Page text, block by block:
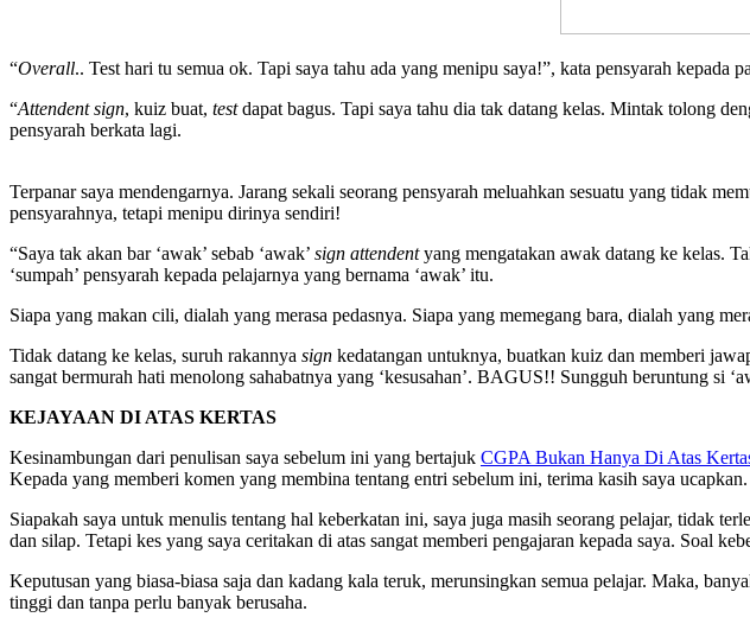
“Overall.. Test hari tu semua ok. Tapi saya tahu ada yang menipu saya!”, kata pensyarah kepada
“Attendent sign, kuiz buat, testdapat bagus. Tapi saya tahu dia tak datang kelas. Mintak tolong
pensyarah berkata lagi.
Terpanar saya mendengarnya. Jarang sekali seorang pensyarah meluahkan sesuatu yang tidak
pensyarahnya, tetapi menipu dirinya sendiri!
“Saya tak akan bar ‘awak’ sebab ‘awak’ sign attendentyang mengatakan awak datang ke kelas.
‘sumpah’ pensyarah kepada pelajarnya yang bernama ‘awak’ itu.
Siapa yang makan cili, dialah yang merasa pedasnya. Siapa yang memegang bara, dialah yang
Tidak datang ke kelas, suruh rakannya sign kedatangan untuknya, buatkan kuiz dan memberi
sangat bermurah hati menolong sahabatnya yang ‘kesusahan’. BAGUS!! Sungguh beruntung si
KEJAYAAN DI ATAS KERTAS
Kesinambungan dari penulisan saya sebelum ini yang bertajuk CGPA Bukan Hanya Di Atas
Kepada yang memberi komen yang membina tentang entri sebelum ini, terima kasih saya ucapkan.
Siapakah saya untuk menulis tentang hal keberkatan ini, saya juga masih seorang pelajar, tidak
dan silap. Tetapi kes yang saya ceritakan di atas sangat memberi pengajaran kepada saya. Soal
Keputusan yang biasa-biasa saja dan kadang kala teruk, merunsingkan semua pelajar. Maka,
tinggi dan tanpa perlu banyak berusaha.